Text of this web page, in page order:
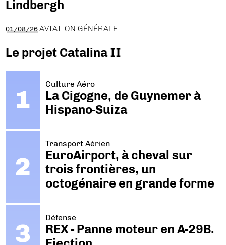
Lindbergh
01/08/26 AVIATION GÉNÉRALE
Le projet Catalina II
Culture Aéro
La Cigogne, de Guynemer à
Hispano-Suiza
Transport Aérien
EuroAirport, à cheval sur
trois frontières, un
octogénaire en grande forme
Défense
REX - Panne moteur en A-29B.